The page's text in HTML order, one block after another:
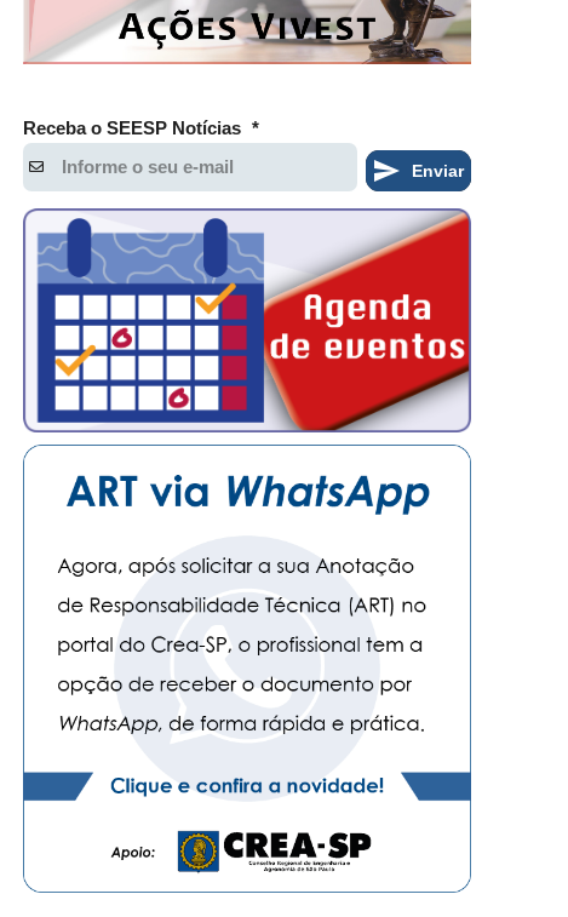
Receba o SEESP Notícias *
Enviar